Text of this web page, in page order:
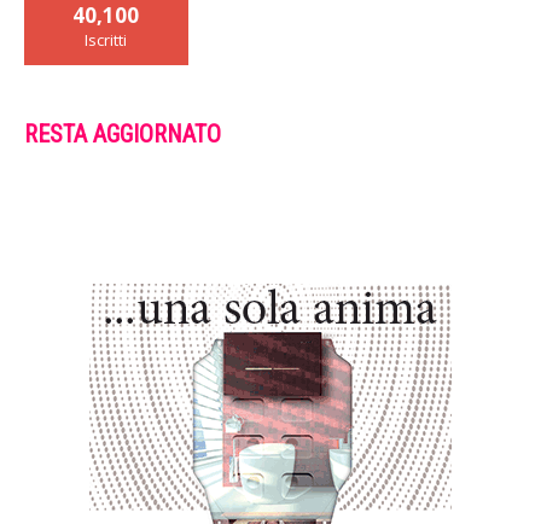
40,100
Iscritti
RESTA AGGIORNATO